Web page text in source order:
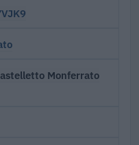
Monferrato